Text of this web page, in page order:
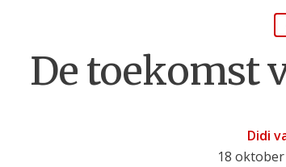
De toekomst
Didi
18